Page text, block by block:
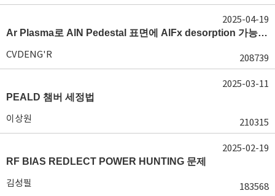
Ar Plasma로 AlN Pedestal 표면에 AlFx desorption 가능 여부가 궁금합니다.
CVDENG'R 208739
2025-04-19
PEALD 챔버 세정법
이상원 210315
2025-03-11
RF BIAS REDLECT POWER HUNTING 문제
김성필 183568
2025-02-19